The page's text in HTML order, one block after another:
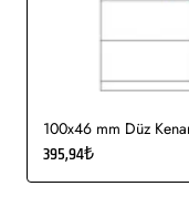
100x46 mm Düz
395,94₺